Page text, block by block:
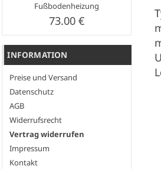
Fußbodenheizung
73.00 €
INFORMATION
Preise und Versand
Datenschutz
AGB
Widerrufsrecht
Vertrag widerrufen
Impressum
Kontakt